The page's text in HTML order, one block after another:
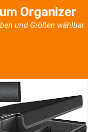
Organizer
und Größen wählbar.